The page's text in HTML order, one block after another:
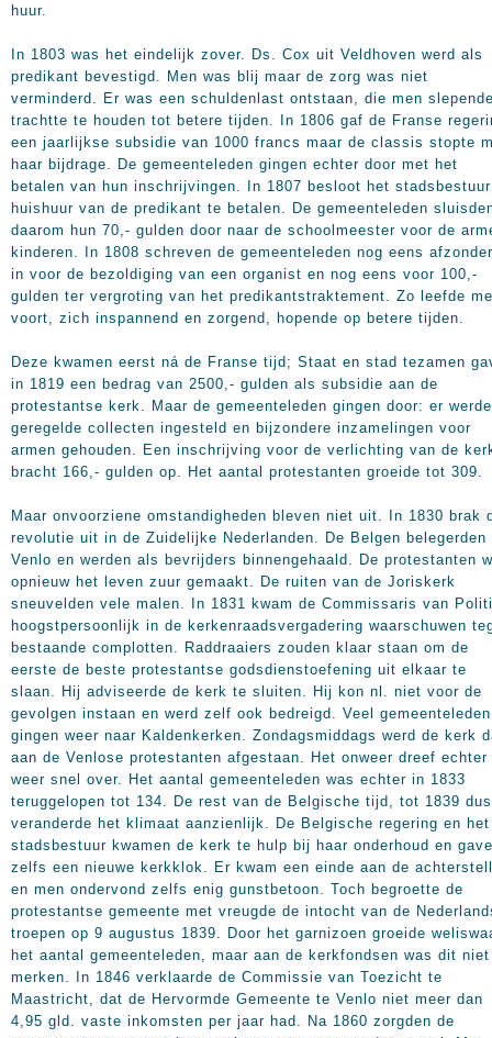
huur.
In 1803 was het eindelijk zover. Ds. Cox uit Veldhoven werd als
predikant bevestigd. Men was blij maar de zorg was niet
verminderd. Er was een schuldenlast ontstaan, die men
trachtte te houden tot betere tijden. In 1806 gaf de Franse
een jaarlijkse subsidie van 1000 francs maar de classis stopte
haar bijdrage. De gemeenteleden gingen echter door met het
betalen van hun inschrijvingen. In 1807 besloot het
huishuur van de predikant te betalen. De gemeenteleden
daarom hun 70,- gulden door naar de schoolmeester voor de
kinderen. In 1808 schreven de gemeenteleden nog eens
in voor de bezoldiging van een organist en nog eens voor 100,-
gulden ter vergroting van het predikantstraktement. Zo leefde
voort, zich inspannend en zorgend, hopende op betere tijden.
Deze kwamen eerst ná de Franse tijd; Staat en stad tezamen
in 1819 een bedrag van 2500,- gulden als subsidie aan de
protestantse kerk. Maar de gemeenteleden gingen door: er
geregelde collecten ingesteld en bijzondere inzamelingen voor
armen gehouden. Een inschrijving voor de verlichting van de
bracht 166,- gulden op. Het aantal protestanten groeide tot 309.
Maar onvoorziene omstandigheden bleven niet uit. In 1830 brak
revolutie uit in de Zuidelijke Nederlanden. De Belgen belegerden
Venlo en werden als bevrijders binnengehaald. De protestanten
opnieuw het leven zuur gemaakt. De ruiten van de Joriskerk
sneuvelden vele malen. In 1831 kwam de Commissaris van
hoogstpersoonlijk in de kerkenraadsvergadering waarschuwen
bestaande complotten. Raddraaiers zouden klaar staan om de
eerste de beste protestantse godsdienstoefening uit elkaar te
slaan. Hij adviseerde de kerk te sluiten. Hij kon nl. niet voor de
gevolgen instaan en werd zelf ook bedreigd. Veel gemeenteleden
gingen weer naar Kaldenkerken. Zondagsmiddags werd de kerk
aan de Venlose protestanten afgestaan. Het onweer dreef echter
weer snel over. Het aantal gemeenteleden was echter in 1833
teruggelopen tot 134. De rest van de Belgische tijd, tot 1839
veranderde het klimaat aanzienlijk. De Belgische regering en het
stadsbestuur kwamen de kerk te hulp bij haar onderhoud en
zelfs een nieuwe kerkklok. Er kwam een einde aan de
en men ondervond zelfs enig gunstbetoon. Toch begroette de
protestantse gemeente met vreugde de intocht van de
troepen op 9 augustus 1839. Door het garnizoen groeide
het aantal gemeenteleden, maar aan de kerkfondsen was dit niet
merken. In 1846 verklaarde de Commissie van Toezicht te
Maastricht, dat de Hervormde Gemeente te Venlo niet meer dan
4,95 gld. vaste inkomsten per jaar had. Na 1860 zorgden de